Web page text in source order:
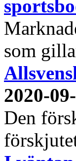
som
2020-
Den